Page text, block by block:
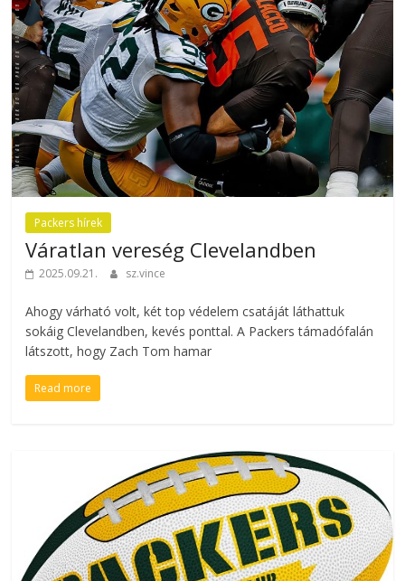
Packers hírek
Váratlan vereség Clevelandben
2025.09.21. sz.vince
Ahogy várható volt, két top védelem csatáját láthattuk
sokáig Clevelandben, kevés ponttal. A Packers támadófalán
látszott, hogy Zach Tom hamar
Read more